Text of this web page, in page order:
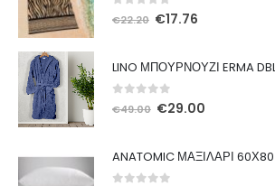
out of 5
€22.20 Original
€17.76
LINO ΜΠΟΥΡΝΟΥΖΙ ERMA
out of 5
€49.00 Original
€29.00
ANATOMIC ΜΑΞΙΛΑΡΙ